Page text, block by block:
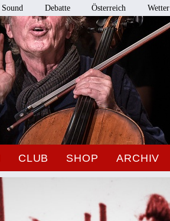
Sound Debatte Österreich Wetter
CLUB SHOP ARCHIV